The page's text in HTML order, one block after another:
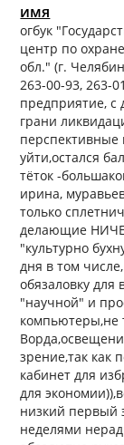
имя
огбук
центр по
обл." (г.
263-00-93, 263-
предприятие, с
грани
уйти,остался
тёток -
ирина,
только
делающие
"культурно
дня в том
обязаловку для
"научной" и
компьютеры,не
зрение,так как
кабинет для
для
низкий первый
неделями